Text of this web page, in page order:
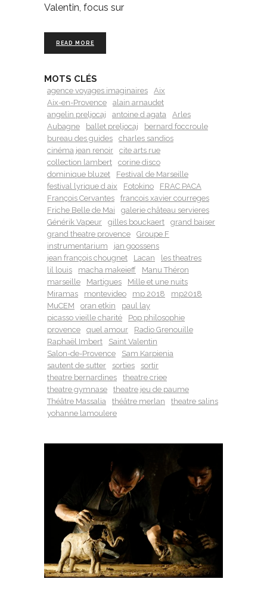
Valentin, focus sur
READ MORE
MOTS CLÉS
agence voyages imaginaires
Aix
Aix-en-Provence
alain arnaudet
angelin preljocaj
antoine d agata
Arles
Aubagne
ballet preljocaj
bernard foccroule
bureau des guides
charles sandios
cinéma jean renoir
cite arts rue
collection lambert
corine disco
dominique bluzet
Festival de Marseille
festival lyrique d aix
Fotokino
FRAC PACA
François Cervantes
francois xavier courreges
Friche Belle de Mai
galerie château servieres
Générik Vapeur
gilles bouckaert
grand baiser
grand theatre provence
Groupe F
instrumentarium
jan goossens
jean françois chougnet
Lacan
les theatres
lil louis
macha makeieff
Manu Théron
marseille
Martigues
Mille et une nuits
Miramas
montevideo mp 2018
mp2018
MuCEM
oran etkin
paul lay
picasso vieille charité
Pop philosophie
provence
quel amour
Radio Grenouille
Raphaël Imbert
Saint Valentin
Salon-de-Provence
Sam Karpienia
sautent de sutter
sorties
sortir
theatre bernardines
theatre criee
theatre gymnase
theatre jeu de paume
Théâtre Massalia
théâtre merlan
theatre salins
yohanne lamoulere